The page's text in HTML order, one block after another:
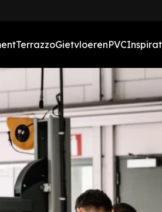
TerrazzoGietvloeren
Gietvloeren meerkleurig
(betonlook)
Gietvloeren ruig
PVC
PVC
Visgraat
Blog